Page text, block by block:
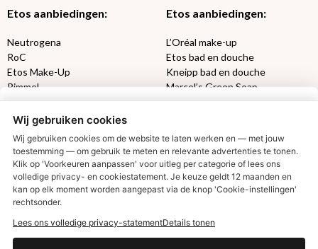
Etos aanbiedingen:
Neutrogena
RoC
Etos Make-Up
Rimmel
Max Factor
Etos aanbiedingen:
L’Oréal make-up
Etos bad en douche
Kneipp bad en douche
Marcel’s Green Soap
Oral-B
Etos aanbiedingen:
Aussie
Gillette
Gezichtsverzorging
Syoss
DETOXEN
Always
Libresse
Gliss Kur
Etos billendoekjes
Wij gebruiken cookies
Wij gebruiken cookies om de website te laten werken en — met jouw
toestemming — om gebruik te meten en relevante advertenties te tonen.
Klik op 'Voorkeuren aanpassen' voor uitleg per categorie of lees ons
volledige privacy- en cookiestatement. Je keuze geldt 12 maanden en
kan op elk moment worden aangepast via de knop 'Cookie-instellingen'
rechtsonder.
Lees ons volledige privacy-statementDetails tonen
€2,50 korting?